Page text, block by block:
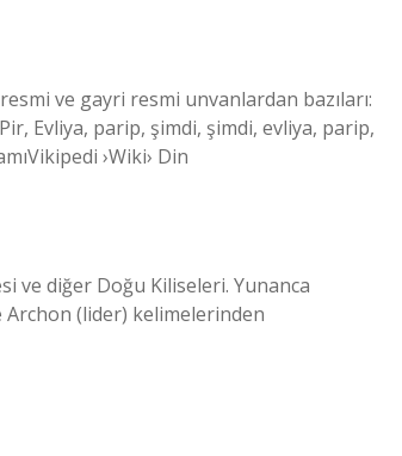
ve gayri resmi unvanlardan bazıları:
Evliya, parip, şimdi, şimdi, evliya, parip,
›Wiki› Din
ve diğer Doğu Kiliseleri. Yunanca
(lider) kelimelerinden